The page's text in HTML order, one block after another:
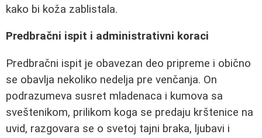
kako bi koža zablistala.
Predbračni ispit i administrativni koraci
Predbračni ispit je obavezan deo pripreme i obično
se obavlja nekoliko nedelja pre venčanja. On
podrazumeva susret mladenaca i kumova sa
sveštenikom, prilikom koga se predaju krštenice na
uvid, razgovara se o svetoj tajni braka, ljubavi i